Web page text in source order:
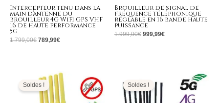
Intercepteur tenu dans la
main d’antenne du
brouilleur 4G WiFi GPS VHF
16 de haute performance
5G
1.799,00€ 789,99€
Brouilleur de signal de
fréquence téléphonique
réglable en 16 bande haute
puissance
1.999,00€ 999,99€
Soldes !
prix
initial
était :
399,00€.
Le
prix
actuel
est :
169,99€.
Soldes !initial
était :
1.299,00€.566,99€.